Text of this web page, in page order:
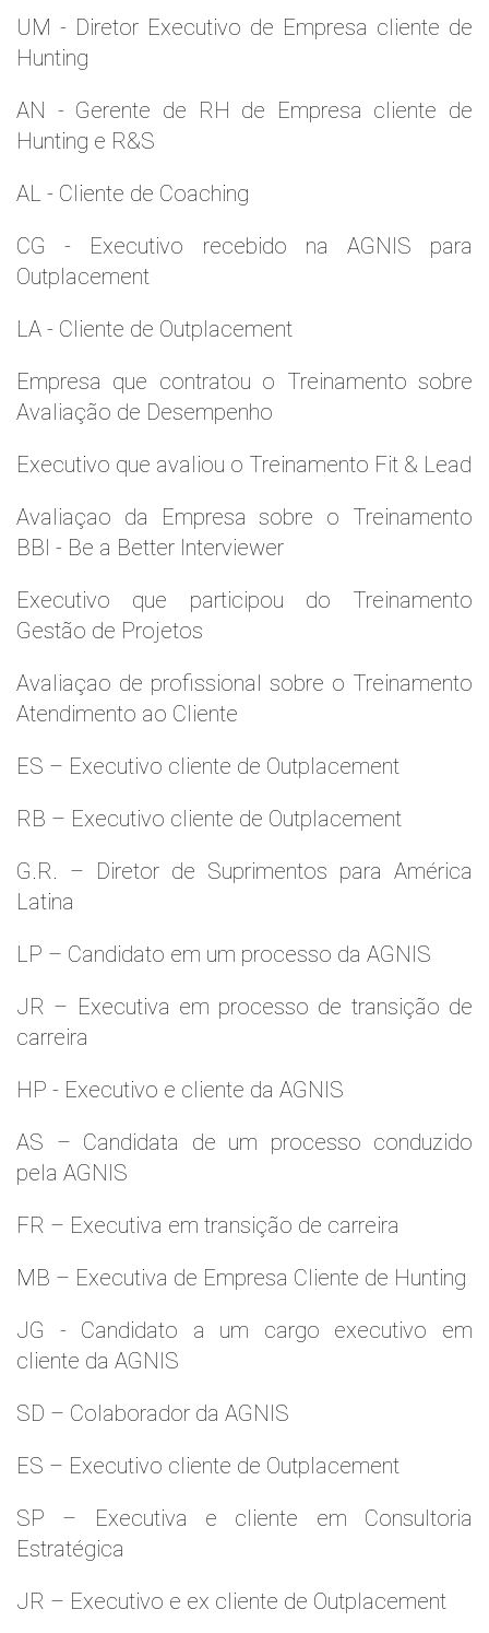
UM - Diretor Executivo de Empresa cliente de
Hunting
AN - Gerente de RH de Empresa cliente de
Hunting e R&S
AL - Cliente de Coaching
CG - Executivo recebido na AGNIS para
Outplacement
LA - Cliente de Outplacement
Empresa que contratou o Treinamento sobre
Avaliação de Desempenho
Executivo que avaliou o Treinamento Fit & Lead
Avaliaçao da Empresa sobre o Treinamento
BBI - Be a Better Interviewer
Executivo que participou do Treinamento
Gestão de Projetos
Avaliaçao de profissional sobre o Treinamento
Atendimento ao Cliente
ES – Executivo cliente de Outplacement
RB – Executivo cliente de Outplacement
G.R. – Diretor de Suprimentos para América
Latina
LP – Candidato em um processo da AGNIS
JR – Executiva em processo de transição de
carreira
HP - Executivo e cliente da AGNIS
AS – Candidata de um processo conduzido
pela AGNIS
FR – Executiva em transição de carreira
MB – Executiva de Empresa Cliente de Hunting
JG - Candidato a um cargo executivo em
cliente da AGNIS
SD – Colaborador da AGNIS
ES – Executivo cliente de Outplacement
SP – Executiva e cliente em Consultoria
Estratégica
JR – Executivo e ex cliente de Outplacement